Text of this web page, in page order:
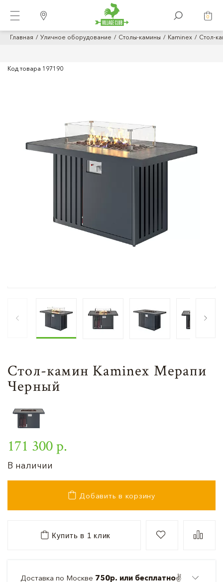
0
Главная Уличное оборудование Столы-камины Kaminex Стол-
Код товара 197190
Стол-камин Kaminex Мерапи
Черный
171 300 р.
В наличии
Добавить в корзину
Купить в 1 клик
Доставка по Москве 750р. или бесплатно✌️